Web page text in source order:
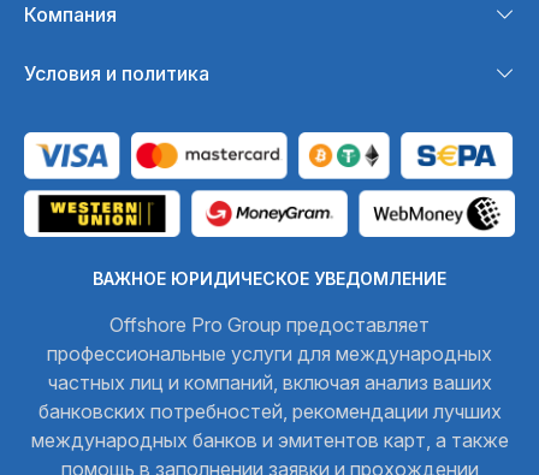
Компания
Условия и политика
ВАЖНОЕ ЮРИДИЧЕСКОЕ УВЕДОМЛЕНИЕ
Offshore Pro Group предоставляет
профессиональные услуги для международных
частных лиц и компаний, включая анализ ваших
банковских потребностей, рекомендации лучших
международных банков и эмитентов карт, а также
помощь в заполнении заявки и прохождении